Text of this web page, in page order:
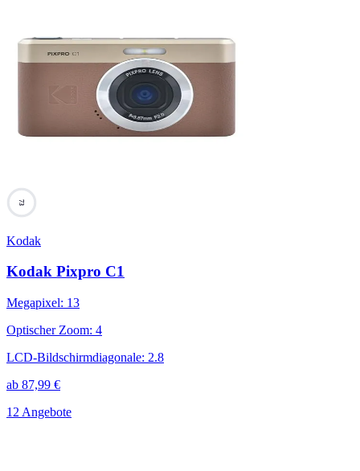
73
Kodak
Kodak Pixpro C1
Megapixel: 13
Optischer Zoom: 4
LCD-Bildschirmdiagonale: 2.8
ab 87,99 €
12 Angebote